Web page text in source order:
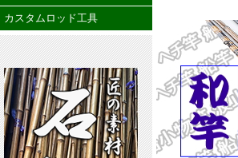
カスタムロッド工具